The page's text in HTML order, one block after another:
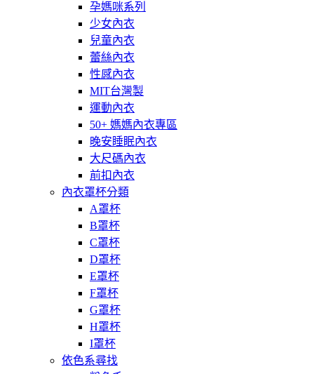
孕媽咪系列
少女內衣
兒童內衣
蕾絲內衣
性感內衣
MIT台灣製
運動內衣
50+ 媽媽內衣專區
晚安睡眠內衣
大尺碼內衣
前扣內衣
內衣罩杯分類
A罩杯
B罩杯
C罩杯
D罩杯
E罩杯
F罩杯
G罩杯
H罩杯
I罩杯
依色系尋找